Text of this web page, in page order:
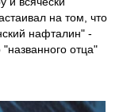
на том, что
нафталин" -
отца"